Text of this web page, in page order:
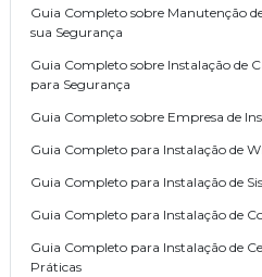
Guia Completo sobre Manutenção
sua Segurança
Guia Completo sobre Instalação de
para Segurança
Guia Completo sobre Empresa de
Guia Completo para Instalação de
Guia Completo para Instalação de
Guia Completo para Instalação de
Guia Completo para Instalação de
Práticas